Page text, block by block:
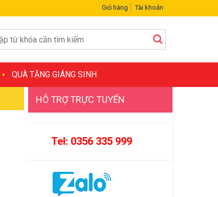
Giỏ hàng Tài khoản
QUÀ TẶNG GIÁNG SINH
HỖ TRỢ TRỰC TUYẾN
Tel: 0356 335 999